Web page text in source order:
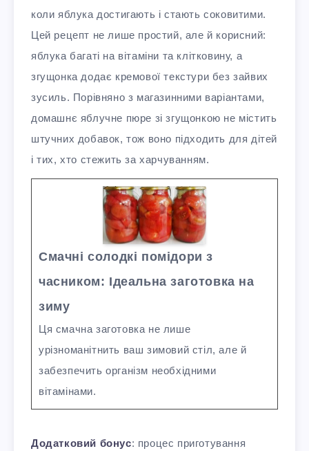
коли яблука достигають і стають соковитими.
Цей рецепт не лише простий, але й корисний:
яблука багаті на вітаміни та клітковину, а
згущонка додає кремової текстури без зайвих
зусиль. Порівняно з магазинними варіантами,
домашнє яблучне пюре зі згущонкою не містить
штучних добавок, тож воно підходить для дітей
і тих, хто стежить за харчуванням.
Смачні солодкі помідори з
часником: Ідеальна заготовка на
зиму
Ця смачна заготовка не лише
урізноманітнить ваш зимовий стіл, але й
забезпечить організм необхідними
вітамінами.
Додатковий бонус: процес приготування